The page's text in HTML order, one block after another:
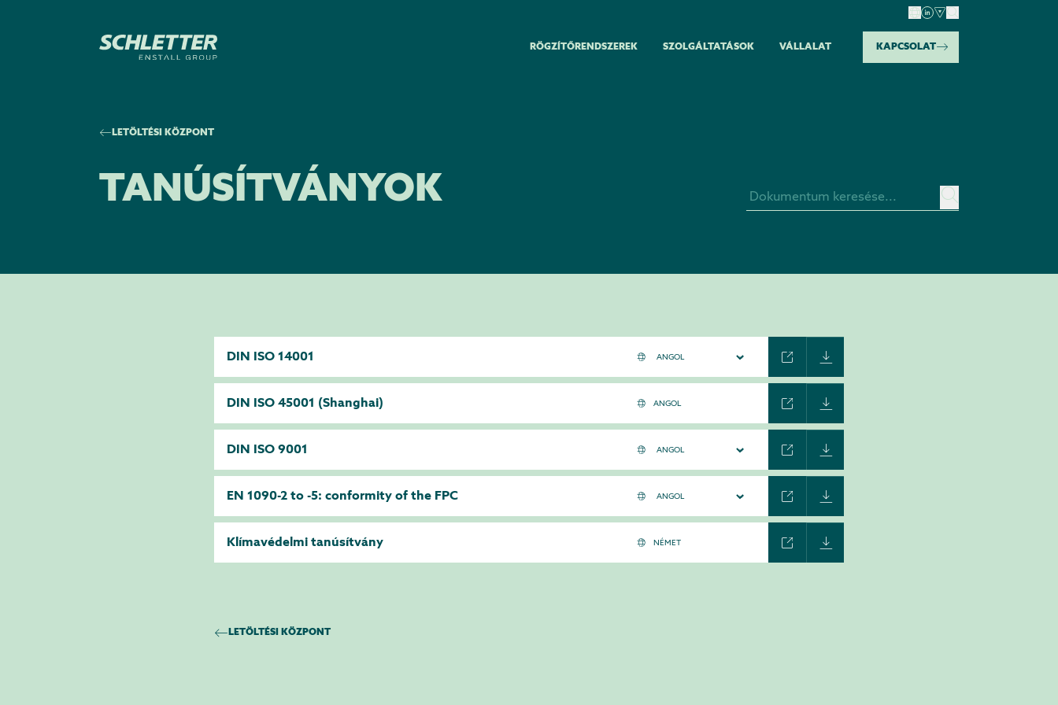
RÖGZÍTŐRENDSZEREK SZOLGÁLTATÁSOK VÁLLALAT KAPCSOLAT
LETÖLTÉSI KÖZPONT
TANÚSÍTVÁNYOK
DIN ISO 14001
DIN ISO 45001 (Shanghai) ANGOL
DIN ISO 9001
EN 1090-2 to -5: conformity of the FPC
Klímavédelmi tanúsítvány NÉMET
LETÖLTÉSI KÖZPONT